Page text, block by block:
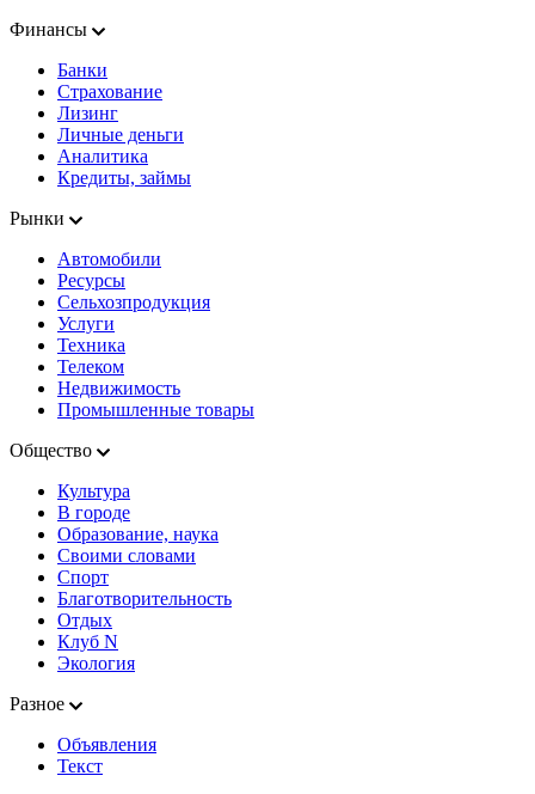
Финансы
Банки
Страхование
Лизинг
Личные деньги
Аналитика
Кредиты, займы
Рынки
Автомобили
Ресурсы
Сельхозпродукция
Услуги
Техника
Телеком
Недвижимость
Промышленные товары
Общество
Культура
В городе
Образование, наука
Своими словами
Спорт
Благотворительность
Отдых
Клуб N
Экология
Разное
Объявления
Текст